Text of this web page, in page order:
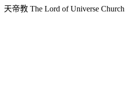
天人炁功院
天帝教 The Lord of Universe Church